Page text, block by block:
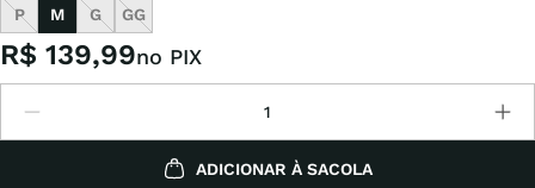
P M G GG
R$ 139,99no PIX
ADICIONAR À SACOLA